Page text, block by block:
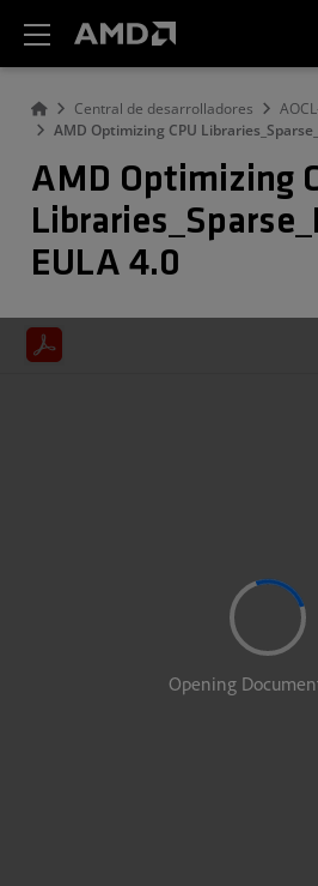
Central de desarrolladores
AMD Optimizing CPU
AMD Optimizing
EULA 4.0